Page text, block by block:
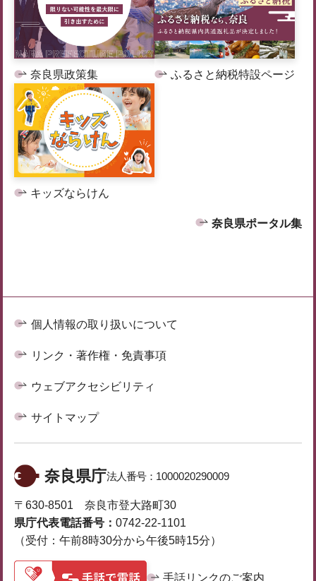
奈良県政策集 ふるさと納税特設ページ
キッズならけん
奈良県ポータル集
個人情報の取り扱いについて
リンク・著作権・免責事項
ウェブアクセシビリティ
サイトマップ
奈良県庁法人番号： 1000020290009
〒630-8501 奈良市登大路町30
県庁代表電話番号： 0742-22-1101
（受付：午前8時30分から午後5時15分）
手話リンクのご案内